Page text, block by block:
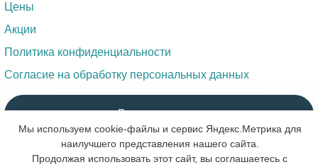
Цены
Акции
Политика конфиденциальности
Согласие на обработку персональных данных
Вопрос доктору
Обратный звонок
Мы используем cookie-файлы и сервис Яндекс.Метрика для
наилучшего представления нашего сайта.
Продолжая использовать этот сайт, вы соглашаетесь с